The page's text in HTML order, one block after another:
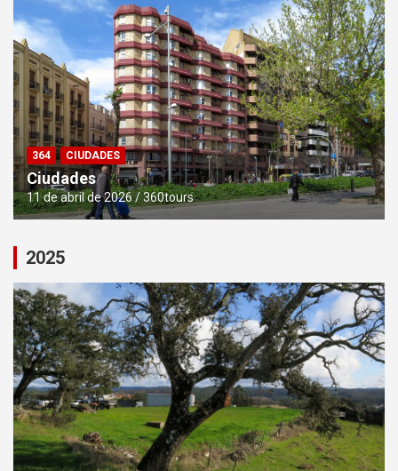
364 CIUDADES
Ciudades
11 de abril de 2026 360tours
2025